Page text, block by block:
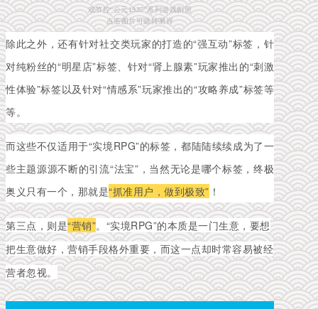
戏节控“公元1937”系列游戏剧照
点击图片可跳转测评
除此之外，还有针对社交类玩家的打造的“强互动”标签，针
对纯粉丝的“明星店”标签、针对“肾上腺素”玩家推出的“刺激
性体验”标签以及针对“情感系”玩家推出的“攻略养成”标签等
等。
而这些不仅适用于“实境RPG”的标签，都陆陆续续成为了一
些主题源源不断的引流“法宝”，当然无论是哪个标签，终极
奥义只有一个，那就是“抓准用户，做到极致” ！
第三点，则是“营销”。“实境RPG”的本质是一门生意，要想
把生意做好，营销手段格外重要，而这一点却时常容易被经
营者忽视。